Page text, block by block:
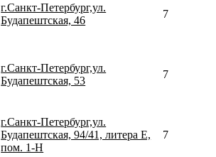
г.Санкт-Петербург,ул.
Будапештская, 46
г.Санкт-Петербург,ул.
Будапештская, 53
г.Санкт-Петербург,ул.
Будапештская, 94/41, литера Е,
пом. 1-H